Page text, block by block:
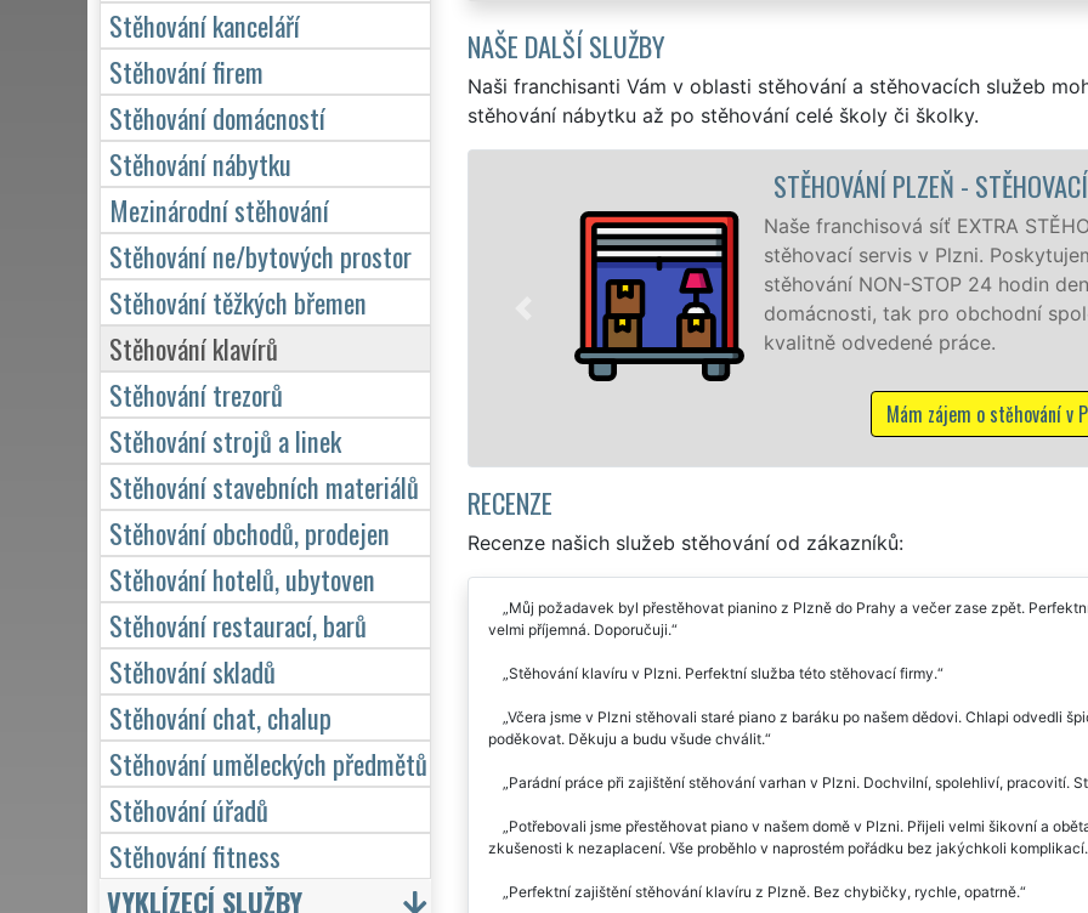
NAŠE DALŠÍ SLUŽBY
Naši franchisanti Vám v oblasti stěhování a stěhovacích služeb
stěhování nábytku až po stěhování celé školy či školky.
STĚHOVÁNÍ PLZEŇ - STĚHOVACÍ PRÁCE PLZEŇ
Naše franchisová síť EXTRA STĚHOVÁNÍ vám zajišťuje
stěhovací servis v Plzni. Poskytujeme profesionální a kvalitní
stěhování NON-STOP 24 hodin denně, 7 dní v týdnu jak pro
domácnosti, tak pro obchodní společnosti, a to levně a se
kvalitně odvedené práce.
RECENZE
Recenze našich služeb stěhování od zákazníků:
Můj požadavek byl přestěhovat pianino z Plzně do Prahy a večer zase zpět.
velmi příjemná. Doporučuji.
Stěhování klavíru v Plzni. Perfektní služba této stěhovací firmy.
Včera jsme v Plzni stěhovali staré piano z baráku po našem dědovi. Chlapi odvedli
poděkovat. Děkuju a budu všude chválit.
Parádní práce při zajištění stěhování varhan v Plzni. Dochvilní, spolehliví, pracovití.
Potřebovali jsme přestěhovat piano v našem domě v Plzni. Přijeli velmi šikovní a
zkušenosti k nezaplacení. Vše proběhlo v naprostém pořádku bez jakýchkoli
Perfektní zajištění stěhování klavíru z Plzně. Bez chybičky, rychle, opatrně.
Stěhování kanceláří
Stěhování firem
Stěhování domácností
Stěhování nábytku
Mezinárodní stěhování
Stěhování ne/bytových prostor
Stěhování těžkých břemen
Stěhování klavírů
Stěhování trezorů
Stěhování strojů a linek
Stěhování stavebních materiálů
Stěhování obchodů, prodejen
Stěhování hotelů, ubytoven
Stěhování restaurací, barů
Stěhování skladů
Stěhování chat, chalup
Stěhování uměleckých předmětů
Stěhování úřadů
Stěhování fitness
VYKLÍZECÍ SLUŽBY